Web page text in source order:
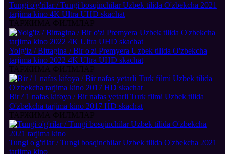
Tungi o'g'rilar / Tungi bosqinchilar Uzbek tilida O'zbekcha 2021
tarjima kino 4K Ultra UHD skachat
ТАРЖИМА ФИЛМЛАР
Yolg'iz / Bittagina / Bir o'zi Premyera Uzbek tilida O'zbekcha
tarjima kino 2022 4K Ultra UHD skachat
ТАРЖИМА ФИЛМЛАР
Bir / 1 nafas kifoya / Bir nafas yetarli Turk filmi Uzbek tilida
O'zbekcha tarjima kino 2017 HD skachat
ТАРЖИМА ФИЛМЛАР
Tungi o'g'rilar / Tungi bosqinchilar Uzbek tilida O'zbekcha 2021
tarjima kino